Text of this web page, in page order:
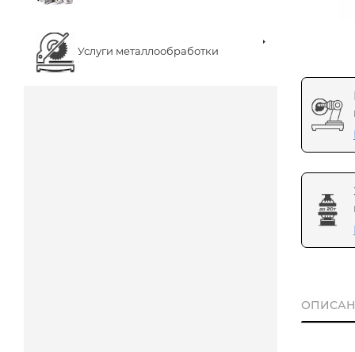
Услуги металлообработки